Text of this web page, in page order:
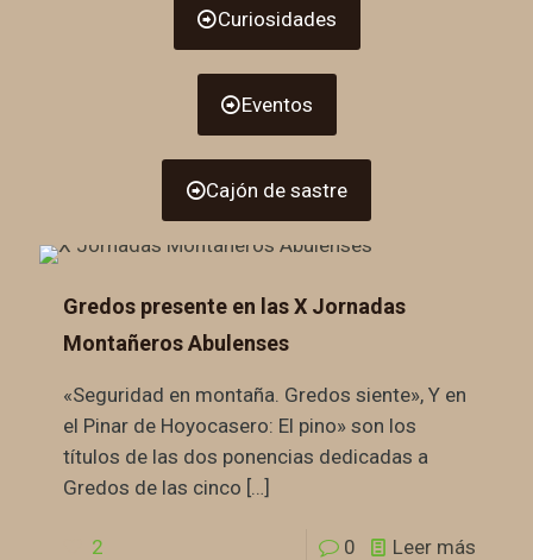
Curiosidades
Eventos
Cajón de sastre
Gredos presente en las X Jornadas
Montañeros Abulenses
«Seguridad en montaña. Gredos siente», Y en
el Pinar de Hoyocasero: El pino» son los
títulos de las dos ponencias dedicadas a
Gredos de las cinco […]
2 0 Leer más